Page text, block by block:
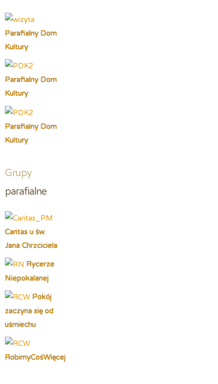
Parafialny Dom
Kultury
Parafialny Dom
Kultury
Parafialny Dom
Kultury
Grupy
parafialne
Caritas u św.
Jana Chrzciciela
Rycerze
Niepokalanej
Pokój
zaczyna się od
uśmiechu
RobimyCośWięcej